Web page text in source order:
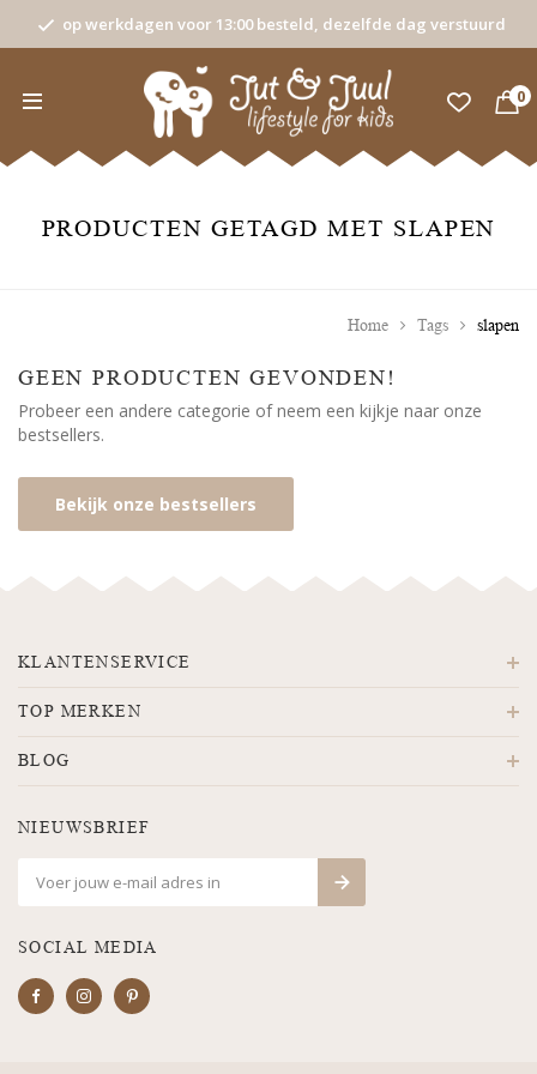
op werkdagen voor 13:00 besteld, dezelfde dag verstuurd
0
PRODUCTEN GETAGD MET SLAPEN
Home Tags slapen
GEEN PRODUCTEN GEVONDEN!
Probeer een andere categorie of neem een kijkje naar onze
bestsellers.
Bekijk onze bestsellers
KLANTENSERVICE
TOP MERKEN
BLOG
NIEUWSBRIEF
SOCIAL MEDIA